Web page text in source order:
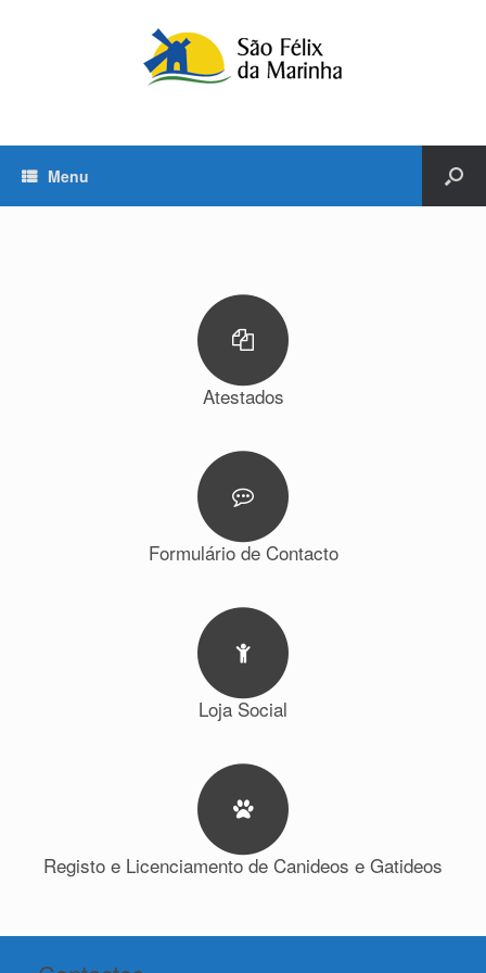
Menu
Atestados
Formulário de Contacto
Loja Social
Registo e Licenciamento de Canideos e Gatideos